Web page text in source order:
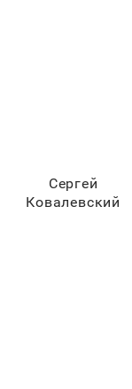
Сергей
Ковалевский